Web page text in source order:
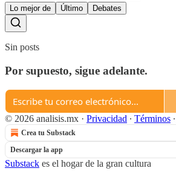
Lo mejor de Último Debates
Sin posts
Por supuesto, sigue adelante.
© 2026 analisis.mx · Privacidad ∙ Términos ∙
Crea tu Substack
Descargar la app
Substack es el hogar de la gran cultura